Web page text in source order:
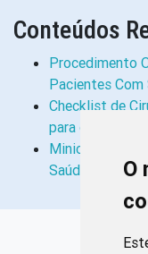
O
Conteúdos
Procedimento
Pacientes Com
Checklist de
para o Paciente
Minicurso
Saúde”: